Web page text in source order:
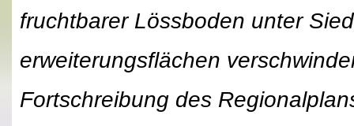
fruchtbarer Lössboden unter
erweiterungsflächen
Fortschreibung des